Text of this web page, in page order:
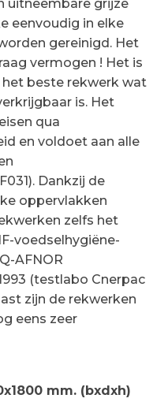
uitneembare grijze
eenvoudig in elke
gereinigd. Het
vermogen ! Het is
het beste rekwerk wat
is. Het
qua
en voldoet aan alle
Dankzij de
oppervlakken
zelfs het
voedselhygiëne-
AFNOR
(testlabo Cnerpac
zijn de rekwerken
eens zeer
mm. (bxdxh)